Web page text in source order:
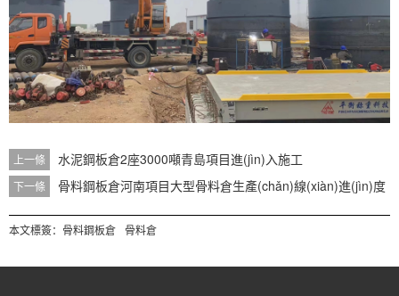
上一條 水泥鋼板倉2座3000噸青島項目進(jìn)入施工
下一條 骨料鋼板倉河南項目大型骨料倉生產(chǎn)線(xiàn)進(jìn)度
本文標簽： 骨料鋼板倉 骨料倉